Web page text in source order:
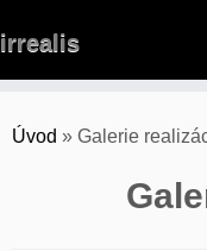
to
irrealis
Úvod » Galerie